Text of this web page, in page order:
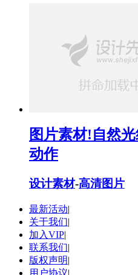
图片素材!自然
动作
设计素材-高清图片
最新活动|
关于我们|
加入VIP|
联系我们|
版权声明|
用户协议|